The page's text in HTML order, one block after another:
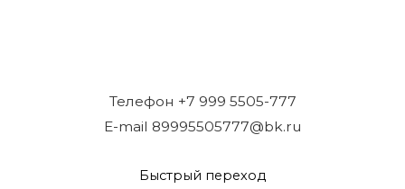
Телефон +7 999 5505-777
E-mail 89995505777@bk.ru
Быстрый переход